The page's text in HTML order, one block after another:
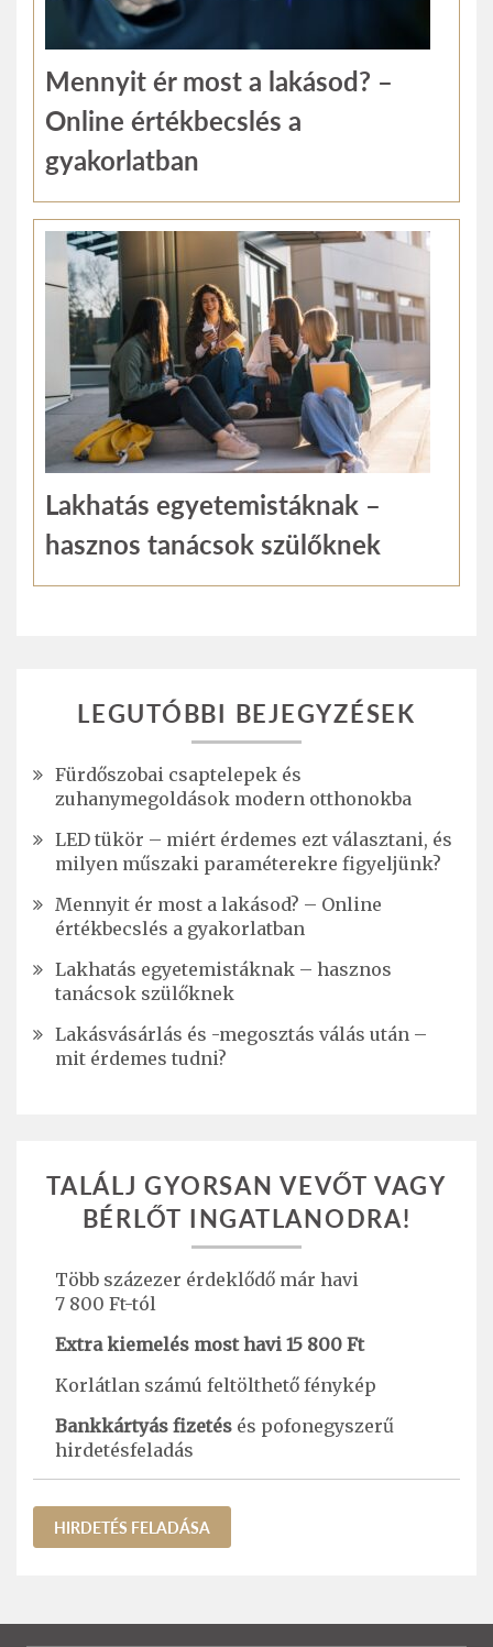
Mennyit ér most a lakásod? –
Online értékbecslés a
gyakorlatban
Lakhatás egyetemistáknak –
hasznos tanácsok szülőknek
LEGUTÓBBI BEJEGYZÉSEK
Fürdőszobai csaptelepek és
zuhanymegoldások modern otthonokba
LED tükör – miért érdemes ezt választani, és
milyen műszaki paraméterekre figyeljünk?
Mennyit ér most a lakásod? – Online
értékbecslés a gyakorlatban
Lakhatás egyetemistáknak – hasznos
tanácsok szülőknek
Lakásvásárlás és -megosztás válás után –
mit érdemes tudni?
TALÁLJ GYORSAN VEVŐT VAGY
BÉRLŐT INGATLANODRA!
Több százezer érdeklődő már havi
7 800 Ft-tól
Extra kiemelés most havi 15 800 Ft
Korlátlan számú feltölthető fénykép
Bankkártyás fizetés és pofonegyszerű
hirdetésfeladás
HIRDETÉS FELADÁSA